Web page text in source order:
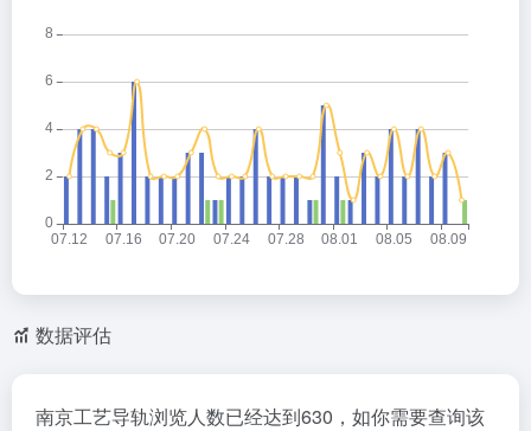
数据评估
南京工艺导轨浏览人数已经达到630，如你需要查询该